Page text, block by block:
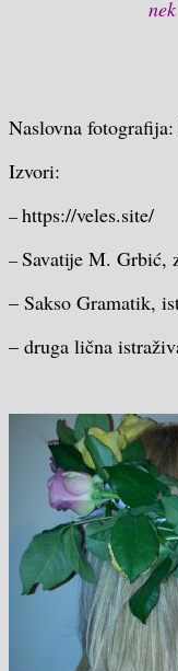
Naslovna
Izvori:
– https://veles.site/
– Savatije M. Grbić,
– Sakso Gramatik,
– druga lična